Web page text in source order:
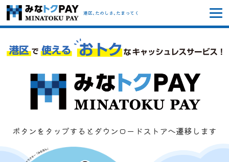
みなトクPAY
港区、たのしさ、たまってく
ボタンをタップするとダウンロードストアへ遷移します